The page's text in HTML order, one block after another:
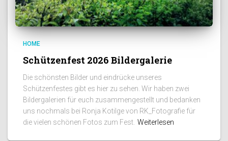
HOME
Schützenfest 2026 Bildergalerie
Die schönsten Bilder und eindrücke unseres
Schützenfestes gibt es hier zu sehen. Wir haben zwei
Bildergalerien für euch zusammengestellt und bedanken
uns nochmals bei Ronja Kotilge von RK_Fotografie für
die vielen schönen Fotos zum Fest. Weiterlesen